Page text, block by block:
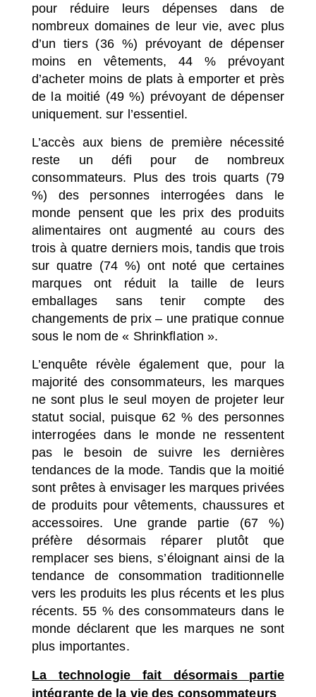
pour réduire leurs dépenses dans de
nombreux domaines de leur vie, avec plus
d’un tiers (36 %) prévoyant de dépenser
moins en vêtements, 44 % prévoyant
d’acheter moins de plats à emporter et près
de la moitié (49 %) prévoyant de dépenser
uniquement. sur l’essentiel.
L’accès aux biens de première nécessité
reste un défi pour de nombreux
consommateurs. Plus des trois quarts (79
%) des personnes interrogées dans le
monde pensent que les prix des produits
alimentaires ont augmenté au cours des
trois à quatre derniers mois, tandis que trois
sur quatre (74 %) ont noté que certaines
marques ont réduit la taille de leurs
emballages sans tenir compte des
changements de prix– une pratique connue
sous le nom de « Shrinkflation ».
L’enquête révèle également que, pour la
majorité des consommateurs, les marques
ne sont plus le seul moyen de projeter leur
statut social, puisque 62 % des personnes
interrogées dans le monde ne ressentent
pas le besoin de suivre les dernières
tendances de la mode. Tandis que la moitié
sont prêtes à envisager les marques privées
de produits pour vêtements, chaussures et
accessoires. Une grande partie (67 %)
préfère désormais réparer plutôt que
remplacer ses biens, s’éloignant ainsi de la
tendance de consommation traditionnelle
vers les produits les plus récents et les plus
récents. 55 % des consommateurs dans le
monde déclarent que les marques ne sont
plus importantes.
La technologie fait désormais partie
intégrante de la vie des consommateurs